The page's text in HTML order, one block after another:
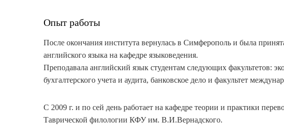
Опыт работы
После окончания института вернулась в Симферополь и была
английского языка на кафедре языковедения.
Преподавала английский язык студентам следующих факультетов:
бухгалтерского учета и аудита, банковское дело и факультет
С 2009 г. и по сей день работает на кафедре теории и практики
Таврической филологии КФУ им. В.И.Вернадского.